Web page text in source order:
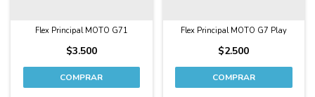
Flex Principal MOTO G71
$3.500
Flex Principal MOTO G7 Play
$2.500